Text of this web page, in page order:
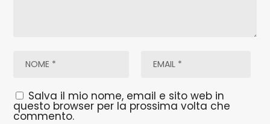
Salva il mio nome, email e sito web in
questo browser per la prossima volta che
commento.